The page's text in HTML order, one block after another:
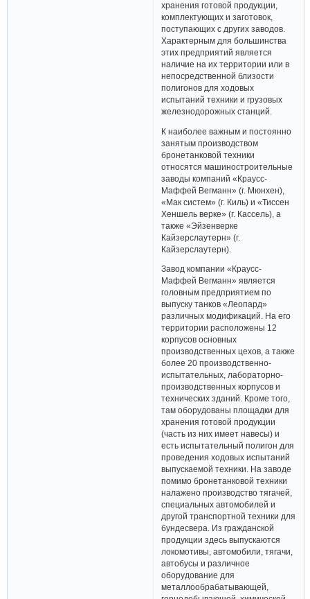
хранения готовой продукции,
комплектующих и заготовок,
поступающих с других заводов.
Характерным для большинства
этих предприятий является
наличие на их территории или в
непосредственной близости
полигонов для ходовых
испытаний техники и грузовых
железнодорожных станций.
К наиболее важным и постоянно
занятым производством
бронетанковой техники
относятся машиностроительные
заводы компаний «Краусс-
Маффей Вегманн» (г. Мюнхен),
«Мак систем» (г. Киль) и «Тиссен
Хеншель верке» (г. Кассель), а
также «Эйзенверке
Кайзерслаутерн» (г.
Кайзерслаутерн).
Завод компании «Краусс-
Маффей Вегманн» является
головным предприятием по
выпуску танков «Леопард»
различных модификаций. На его
территории расположены 12
корпусов основных
производственных цехов, а также
более 20 производственно-
испытательных, лабораторно-
производственных корпусов и
технических зданий. Кроме того,
там оборудованы площадки для
хранения готовой продукции
(часть из них имеет навесы) и
есть испытательный полигон для
проведения ходовых испытаний
выпускаемой техники. На заводе
помимо бронетанковой техники
налажено производство тягачей,
специальных автомобилей и
другой транспортной техники для
бундесвера. Из гражданской
продукции здесь выпускаются
локомотивы, автомобили, тягачи,
автобусы и различное
оборудование для
металлообрабатывающей,